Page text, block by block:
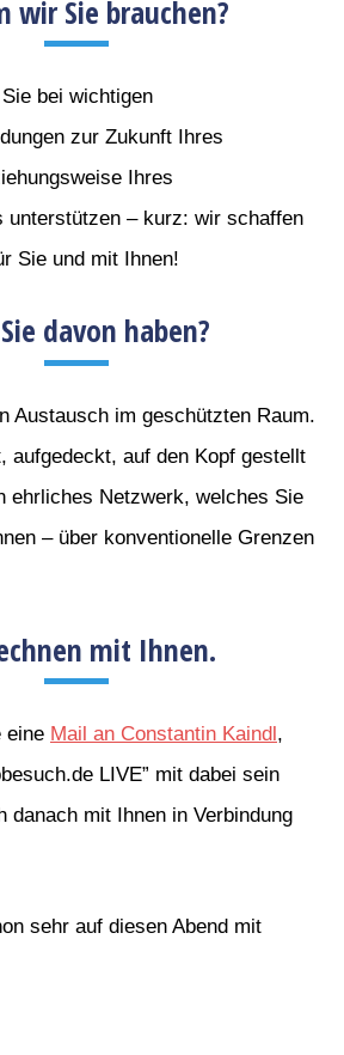
wir Sie brauchen?
bei wichtigen
zur Zukunft Ihres
Ihres
unterstützen – kurz: wir schaffen
Sie und mit Ihnen!
davon haben?
Austausch im geschützten Raum.
aufgedeckt, auf den Kopf gestellt
ehrliches Netzwerk, welches Sie
– über konventionelle Grenzen
mit Ihnen.
eine Mail an Constantin Kaindl,
LIVE” mit dabei sein
danach mit Ihnen in Verbindung
sehr auf diesen Abend mit